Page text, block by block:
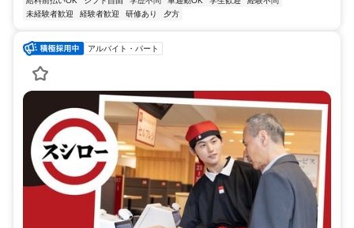
未経験者歓迎
経験者歓迎 研修あり 夕方
アルバイト・パート